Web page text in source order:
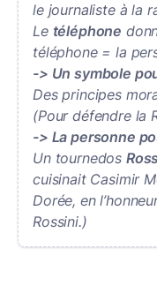
le journaliste à la
Le téléphone
téléphone = la
-> Un symbole
Des principes
(Pour défendre la
-> La personne
Un tournedos
cuisinait Casimir
Dorée, en
Rossini.)